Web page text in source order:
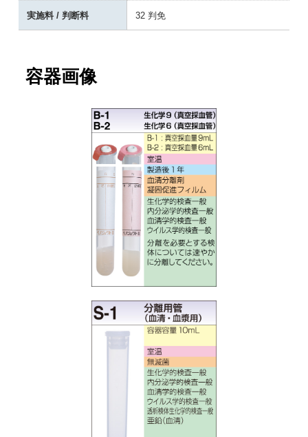
実施料 / 判断料 32 判免
容器画像